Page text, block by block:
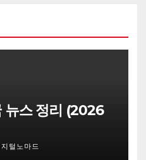
뉴스 정리 (2026
지털노마드